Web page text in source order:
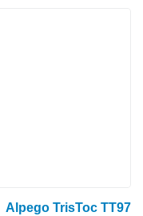
Alpego TrisToc